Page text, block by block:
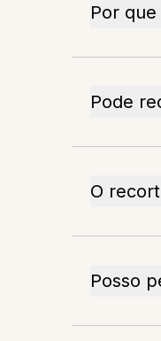
Por
Pode
O
Posso